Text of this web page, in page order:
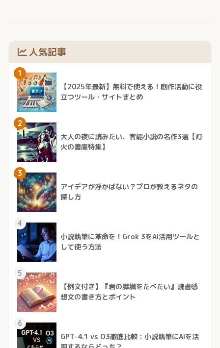
人気記事
1
【2025年最新】無料で使える！創作活動に役
立つツール・サイトまとめ
2
大人の夜に読みたい、官能小説の名作3選【灯
火の書庫特集】
3
アイデアが浮かばない？プロが教えるネタの
探し方
4
小説執筆に革命を！Grok 3をAI活用ツールと
して使う方法
5
【例文付き】『君の膵臓をたべたい』読書感
想文の書き方とポイント
6
GPT-4.1 vs O3徹底比較：小説執筆にAIを活